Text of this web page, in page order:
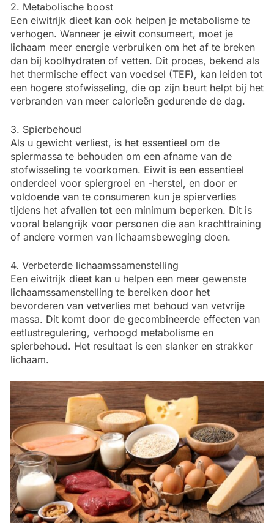
2. Metabolische boost
Een eiwitrijk dieet kan ook helpen je metabolisme te
verhogen. Wanneer je eiwit consumeert, moet je
lichaam meer energie verbruiken om het af te breken
dan bij koolhydraten of vetten. Dit proces, bekend als
het thermische effect van voedsel (TEF), kan leiden tot
een hogere stofwisseling, die op zijn beurt helpt bij het
verbranden van meer calorieën gedurende de dag.
3. Spierbehoud
Als u gewicht verliest, is het essentieel om de
spiermassa te behouden om een afname van de
stofwisseling te voorkomen. Eiwit is een essentieel
onderdeel voor spiergroei en -herstel, en door er
voldoende van te consumeren kun je spierverlies
tijdens het afvallen tot een minimum beperken. Dit is
vooral belangrijk voor personen die aan krachttraining
of andere vormen van lichaamsbeweging doen.
4. Verbeterde lichaamssamenstelling
Een eiwitrijk dieet kan u helpen een meer gewenste
lichaamssamenstelling te bereiken door het
bevorderen van vetverlies met behoud van vetvrije
massa. Dit komt door de gecombineerde effecten van
eetlustregulering, verhoogd metabolisme en
spierbehoud. Het resultaat is een slanker en strakker
lichaam.